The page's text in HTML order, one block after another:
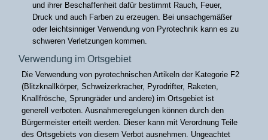
und ihrer Beschaffenheit dafür bestimmt Rauch, Feuer,
Druck und auch Farben zu erzeugen. Bei unsachgemäßer
oder leichtsinniger Verwendung von Pyrotechnik kann es zu
schweren Verletzungen kommen.
Verwendung im Ortsgebiet
Die Verwendung von pyrotechnischen Artikeln der Kategorie F2
(Blitzknallkörper, Schweizerkracher, Pyrodrifter, Raketen,
Knallfrösche, Sprungräder und andere) im Ortsgebiet ist
generell verboten. Ausnahmeregelungen können durch den
Bürgermeister erteilt werden. Dieser kann mit Verordnung Teile
des Ortsgebiets von diesem Verbot ausnehmen. Ungeachtet